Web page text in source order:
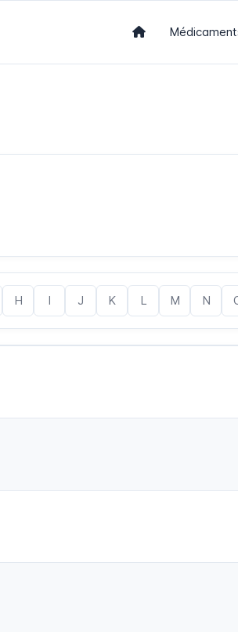
H I J K L M N